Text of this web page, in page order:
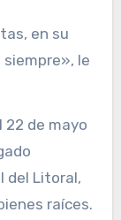
en su
le
del Litoral,
raíces.